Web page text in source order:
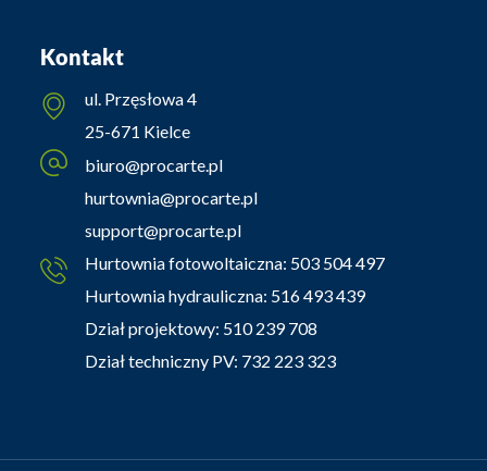
Kontakt
ul. Przęsłowa 4
25-671 Kielce
biuro@procarte.pl
hurtownia@procarte.pl
support@procarte.pl
Hurtownia fotowoltaiczna: 503 504 497
Hurtownia hydrauliczna: 516 493 439
Dział projektowy: 510 239 708
Dział techniczny PV: 732 223 323